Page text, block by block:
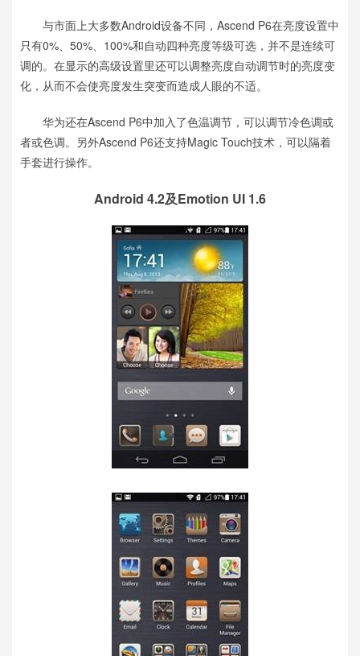
与市面上大多数Android设备不同，Ascend P6在亮度设置中
只有0%、50%、100%和自动四种亮度等级可选，并不是连续可
调的。在显示的高级设置里还可以调整亮度自动调节时的亮度变
化，从而不会使亮度发生突变而造成人眼的不适。
华为还在Ascend P6中加入了色温调节，可以调节冷色调或
者或色调。另外Ascend P6还支持Magic Touch技术，可以隔着
手套进行操作。
Android 4.2及Emotion UI 1.6